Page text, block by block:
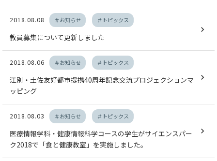
2018.08.08 ＃お知らせ ＃トピックス
教員募集について更新しました
2018.08.06 ＃お知らせ ＃トピックス
江別・土佐友好都市提携40周年記念交流プロジェクションマ
ッピング
2018.08.03 ＃お知らせ ＃トピックス
医療情報学科・健康情報科学コースの学生がサイエンスパー
ク2018で「食と健康教室」を実施しました。